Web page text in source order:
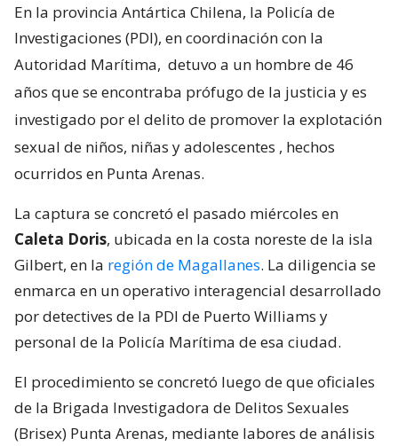
En la provincia Antártica Chilena, la Policía de
Investigaciones (PDI), en coordinación con la
Autoridad Marítima, detuvo a un hombre de 46
años que se encontraba prófugo de la justicia y es
investigado por el delito de promover la explotación
sexual de niños, niñas y adolescentes , hechos
ocurridos en Punta Arenas.
La captura se concretó el pasado miércoles en
Caleta Doris, ubicada en la costa noreste de la isla
Gilbert, en la región de Magallanes. La diligencia se
enmarca en un operativo interagencial desarrollado
por detectives de la PDI de Puerto Williams y
personal de la Policía Marítima de esa ciudad.
El procedimiento se concretó luego de que oficiales
de la Brigada Investigadora de Delitos Sexuales
(Brisex) Punta Arenas, mediante labores de análisis